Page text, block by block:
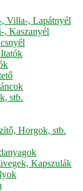
Villa-, Lapátnyél
, Kaszanyél
stb.
Horgok, stb.
Kapszulák